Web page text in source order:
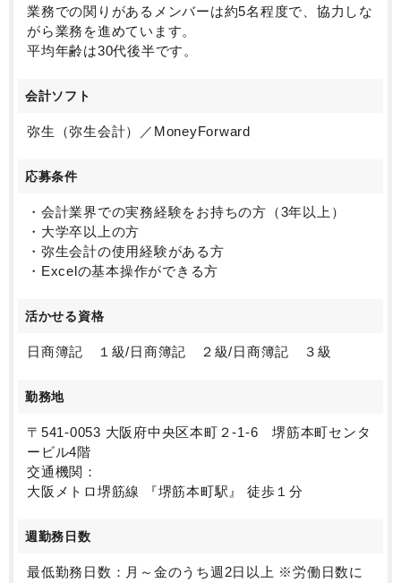
業務での関りがあるメンバーは約5名程度で、協力しな
がら業務を進めています。
平均年齢は30代後半です。
会計ソフト
弥生（弥生会計）／MoneyForward
応募条件
・会計業界での実務経験をお持ちの方（3年以上）
・大学卒以上の方
・弥生会計の使用経験がある方
・Excelの基本操作ができる方
活かせる資格
日商簿記 １級/日商簿記 ２級/日商簿記 ３級
勤務地
〒541-0053 大阪府中央区本町２-1-6 堺筋本町センタ
ービル4階
交通機関：
大阪メトロ堺筋線 『堺筋本町駅』 徒歩１分
週勤務日数
最低勤務日数：月～金のうち週2日以上 ※労働日数に